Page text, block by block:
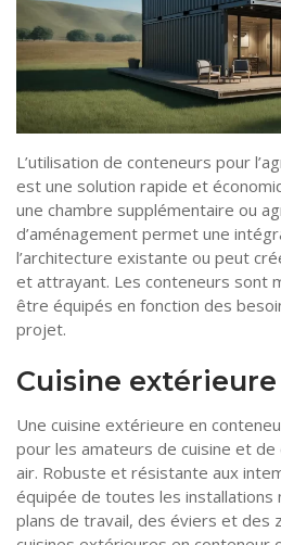
L’utilisation de conteneurs pour
est une solution rapide et
une chambre supplémentaire ou
d’aménagement permet une
l’architecture existante ou peut
et attrayant. Les conteneurs sont
être équipés en fonction des
projet.
Cuisine extérieure
Une cuisine extérieure en
pour les amateurs de cuisine et
air. Robuste et résistante aux
équipée de toutes les installations
plans de travail, des éviers et des